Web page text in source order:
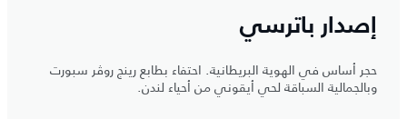
إصدار باترسي
حجر أساس في الهوية البريطانية. احتفاء بطابع رينج روڤر سبورت
وبالجمالية السباقة لحي أيقوني من أحياء لندن.